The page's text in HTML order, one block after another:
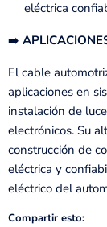
eléctrica
➡️
El cable
aplicaciones en
instalación de
electrónicos. Su
construcción de
eléctrica y
eléctrico del
Compartir esto: